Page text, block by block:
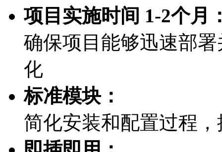
项目实施时间 1-2个月
确保项目能够迅速部
化
标准模块：
简化安装和配置过程